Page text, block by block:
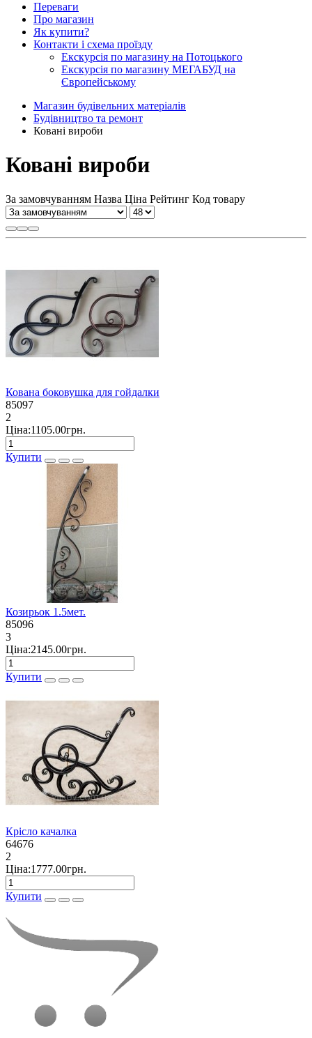
Переваги
Про магазин
Як купити?
Контакти і схема проїзду
Екскурсія по магазину на Потоцького
Екскурсія по магазину МЕГАБУД на
Європейському
Магазин будівельних матеріалів
Будівництво та ремонт
Ковані вироби
Ковані вироби
За замовчуванням Назва Ціна Рейтинг Код товару
Кована боковушка для гойдалки
85097
2
Ціна:1105.00грн.
Купити
Козирьок 1.5мет.
85096
3
Ціна:2145.00грн.
Купити
Крісло качалка
64676
2
Ціна:1777.00грн.
Купити